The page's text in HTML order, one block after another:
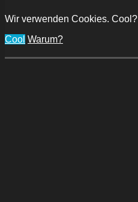
Wir verwenden Cookies. Cool?
Cool Warum?